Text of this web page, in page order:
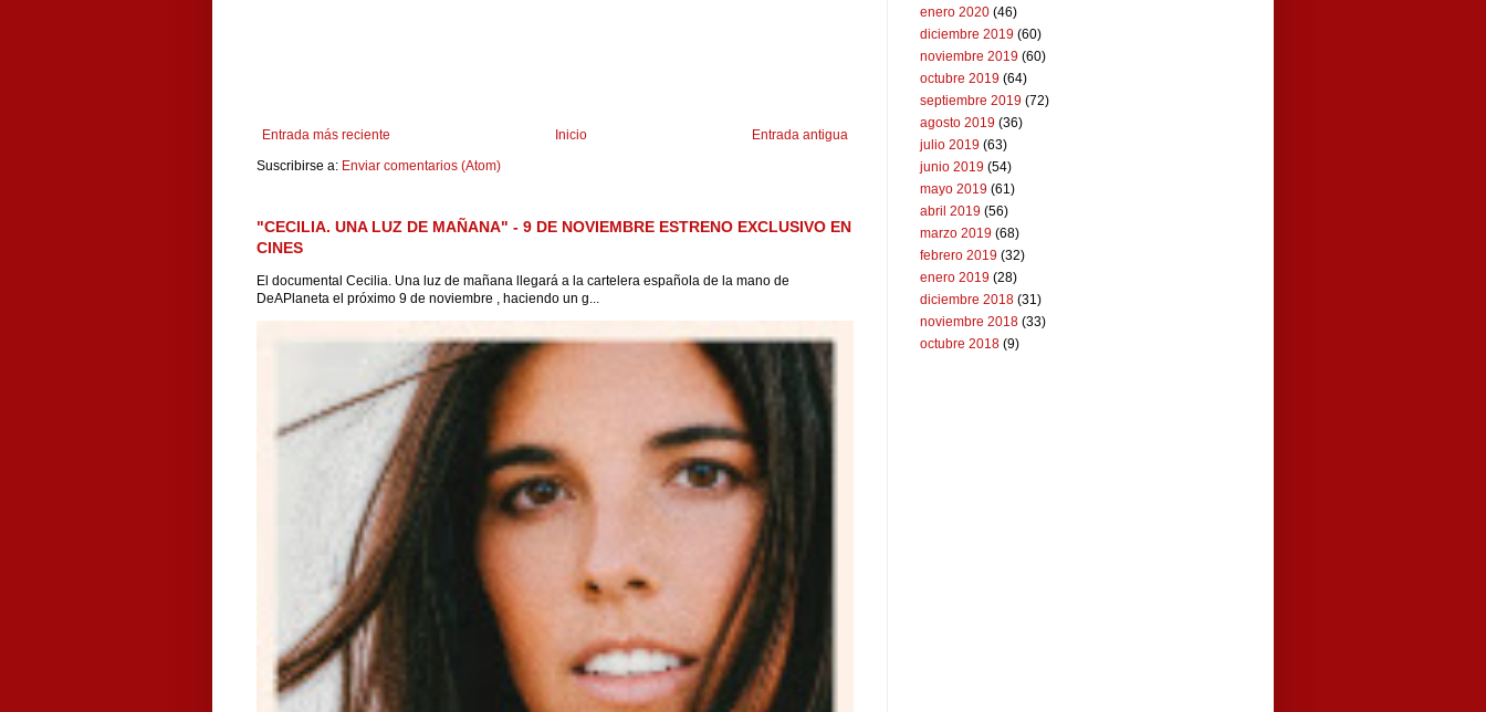
Entrada más reciente Entrada antigua
Inicio
Suscribirse a: Enviar comentarios (Atom)
"CECILIA. UNA LUZ DE MAÑANA" - 9 DE NOVIEMBRE ESTRENO EXCLUSIVO EN
CINES
El documental Cecilia. Una luz de mañana llegará a la cartelera española de la mano de
DeAPlaneta el próximo 9 de noviembre , haciendo un g...
enero 2020 (46)
diciembre 2019 (60)
noviembre 2019 (60)
octubre 2019 (64)
septiembre 2019 (72)
agosto 2019 (36)
julio 2019 (63)
junio 2019 (54)
mayo 2019 (61)
abril 2019 (56)
marzo 2019 (68)
febrero 2019 (32)
enero 2019 (28)
diciembre 2018 (31)
noviembre 2018 (33)
octubre 2018 (9)